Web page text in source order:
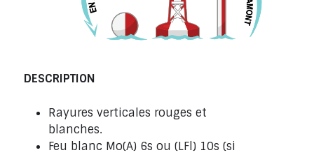
DESCRIPTION
Rayures verticales rouges et
blanches.
Feu blanc Mo(A) 6s ou (LFl) 10s (si